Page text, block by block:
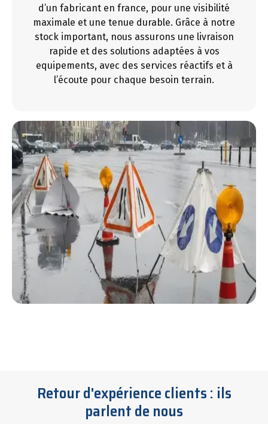
d’un fabricant en france, pour une visibilité
maximale et une tenue durable. Grâce à notre
stock important, nous assurons une livraison
rapide et des solutions adaptées à vos
equipements, avec des services réactifs et à
l’écoute pour chaque besoin terrain.
Retour d'expérience clients : ils
parlent de nous